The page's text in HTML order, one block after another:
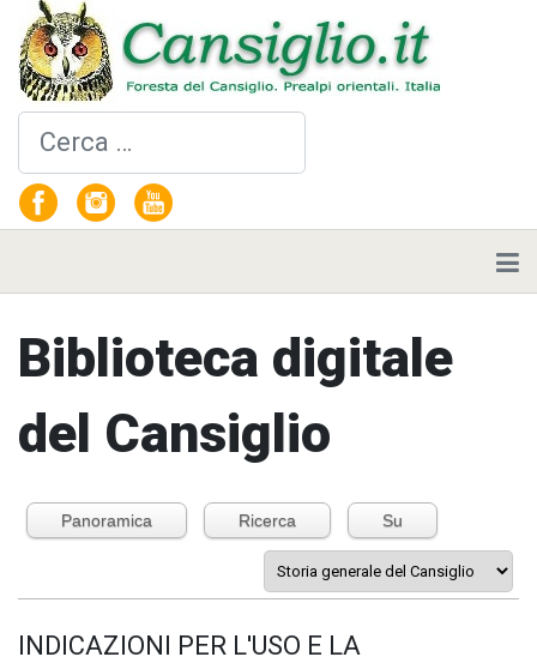
Cerca
Biblioteca digitale
del Cansiglio
Panoramica Ricerca Su
INDICAZIONI PER L'USO E LA